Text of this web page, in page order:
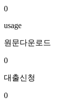
0
usage
원문다운로드
0
대출신청
0